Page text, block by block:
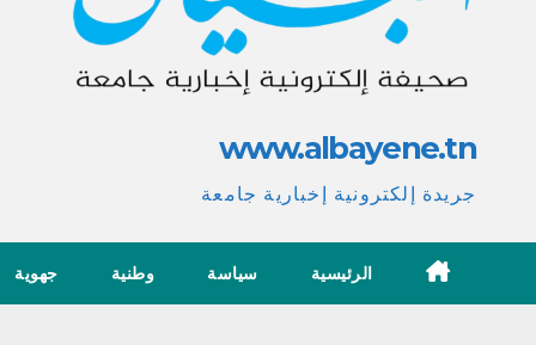
www.albayene.tn
جريدة إلكترونية إخبارية جامعة
الرئيسية سياسة وطنية جهوية